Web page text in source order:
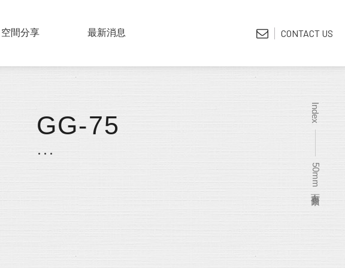
空間分享 LATEST NEWS
最新消息 CONTACT US
Index
50mm布百 素面
GG-75